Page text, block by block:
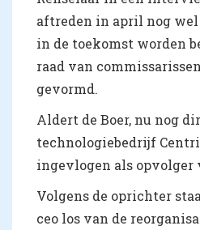
aftreden in april nog wel
in de toekomst worden
raad van
gevormd.
Aldert de Boer, nu nog
technologiebedrijf
ingevlogen als opvolger
Volgens de oprichter
ceo los van de